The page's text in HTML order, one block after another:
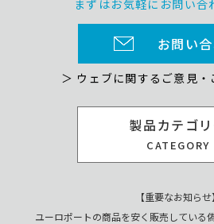
製品カテゴ
CATEGORY
まずはお気軽にお問い合
お問い
＞ ウェブに関するご意見・
【重要なお知らせ】
ユーロポートの商品を安く販売している